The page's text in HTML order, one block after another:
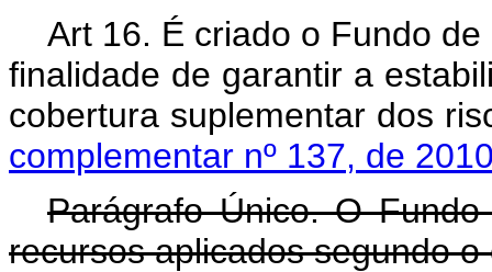
Art 16. É criado o Fundo
finalidade de garantir a
cobertura suplementar dos
complementar nº 137, de
Parágrafo Único. O
recursos aplicados segundo